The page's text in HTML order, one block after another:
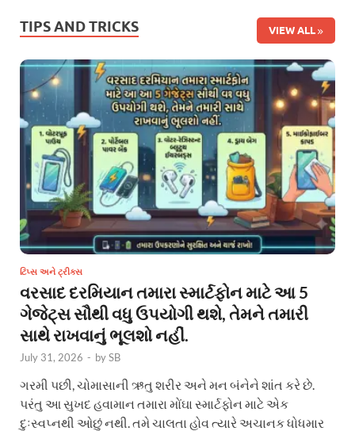
TIPS AND TRICKS VIEW ALL
ટિપ્સ અને ટ્રીક્સ
વરસાદ દરમિયાન તમારા સ્માર્ટફોન માટે આ 5
ગેજેટ્સ સૌથી વધુ ઉપયોગી થશે, તેમને તમારી
સાથે રાખવાનું ભૂલશો નહીં.
July 31, 2026 - bySB
ગરમી પછી, ચોમાસાની ઋતુ શરીર અને મન બંનેને શાંત કરે છે.
પરંતુ આ સુખદ હવામાન તમારા મોંઘા સ્માર્ટફોન માટે એક
દુઃસ્વપ્નથી ઓછું નથી. તમે ચાલતા હોવ ત્યારે અચાનક ધોધમાર